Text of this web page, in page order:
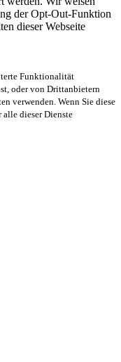
der Opt-Out-Funktion
dieser Webseite
Funktionalität
oder von Drittanbietern
verwenden. Wenn Sie diese
dieser Dienste